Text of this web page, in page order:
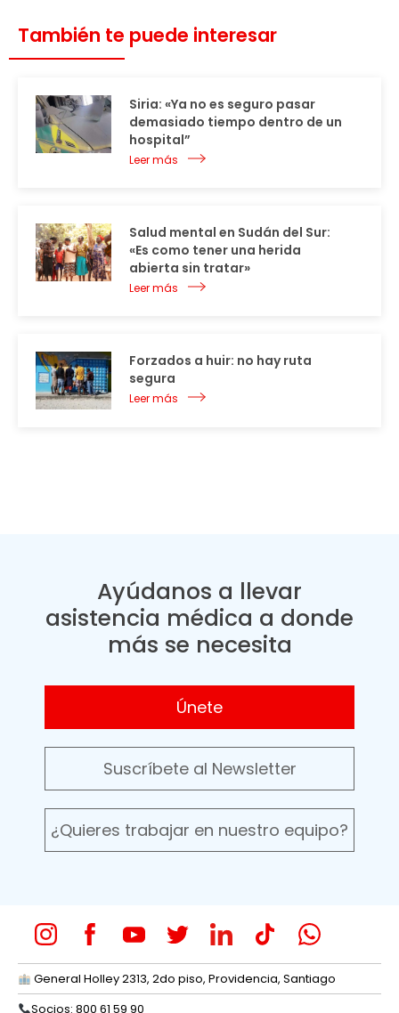
También te puede interesar
Siria: «Ya no es seguro pasar
demasiado tiempo dentro de un
hospital”
Leer más
Salud mental en Sudán del Sur:
«Es como tener una herida
abierta sin tratar»
Leer más
Forzados a huir: no hay ruta
segura
Leer más
Ayúdanos a llevar
asistencia médica a donde
más se necesita
Únete
Suscríbete al Newsletter
¿Quieres trabajar en nuestro equipo?
General Holley 2313, 2do piso, Providencia, Santiago
Socios: 800 61 59 90